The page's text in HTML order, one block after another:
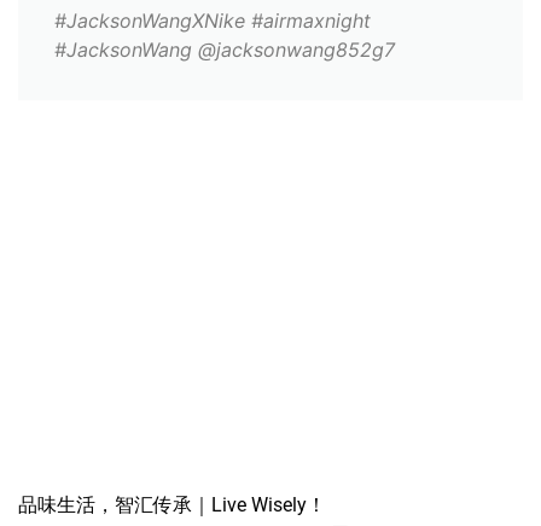
#JacksonWangXNike #airmaxnight
#JacksonWang @jacksonwang852g7
品味生活，智汇传承｜Live Wisely！